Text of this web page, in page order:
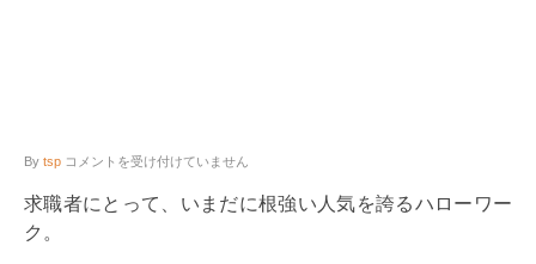
By tsp ハ
ー
コメントを受け付けていません
求職者にとって、いまだに根強い人気を誇るハローワー
ク。